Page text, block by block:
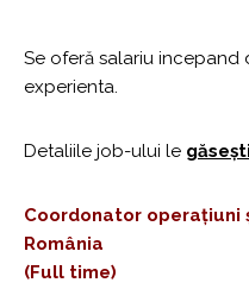
Se oferă salariu incepand
experienta.
Detaliile job-ului le
Coordonator operațiuni
România
(Full time)